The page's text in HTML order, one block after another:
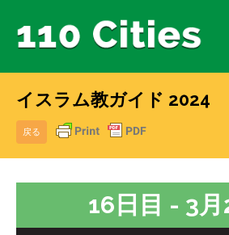
イスラム教ガイド 2024
戻る
16日目 - 3月